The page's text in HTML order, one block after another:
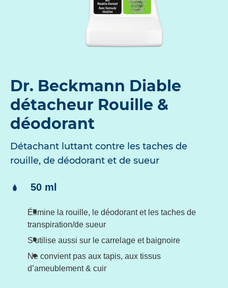
Dr. Beckmann Diable
détacheur Rouille &
déodorant
Détachant luttant contre les taches de
rouille, de déodorant et de sueur
Contenu:
50 ml
Élimine la rouille, le déodorant et les taches de
transpiration/de sueur
S'utilise aussi sur le carrelage et baignoire
Ne convient pas aux tapis, aux tissus
d’ameublement & cuir